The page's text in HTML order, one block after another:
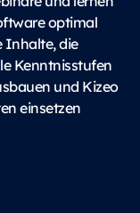
optimal
Inhalte, die
Kenntnisstufen
und Kizeo
einsetzen